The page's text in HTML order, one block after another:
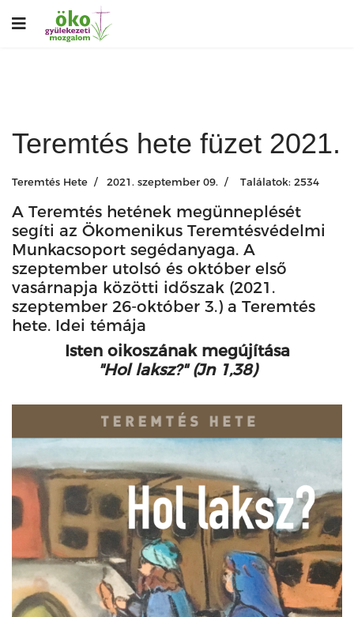
Teremtés hete füzet 2021.
Teremtés Hete 2021. szeptember 09. Találatok: 2534
A Teremtés hetének megünneplését
segíti az Ökomenikus Teremtésvédelmi
Munkacsoport segédanyaga. A
szeptember utolsó és október első
vasárnapja közötti időszak (2021.
szeptember 26-október 3.) a Teremtés
hete. Idei témája
Isten oikoszának megújítása
"Hol laksz?" (Jn 1,38)